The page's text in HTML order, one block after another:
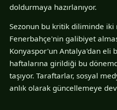
doldurmaya hazırlanıyor.
Sezonun bu kritik diliminde iki
Fenerbahçe'nin galibiyet
Konyaspor'un Antalya'dan eli
haftalarına girildiği bu
taşıyor. Taraftarlar, sosyal
anlık olarak güncellemeye